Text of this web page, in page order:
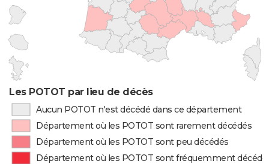
Les POTOT par lieu de décès
Aucun POTOT n'est décédé dans ce département
Département où les POTOT sont rarement décédés
Département où les POTOT sont peu décédés
Département où les POTOT sont fréquemment